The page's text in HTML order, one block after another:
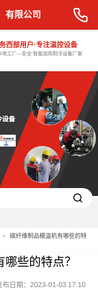
西部用户·专注温控设备
地工厂—安全·智能加热制冷设备厂家
有限公司
碳纤维制品模温机有哪些的特
些的特点？
布日期：2023-01-03 17:10